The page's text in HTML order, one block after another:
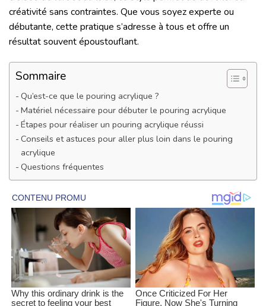
créativité sans contraintes. Que vous soyez experte ou
débutante, cette pratique s’adresse à tous et offre un
résultat souvent époustouflant.
Sommaire
Qu’est-ce que le pouring acrylique ?
Matériel nécessaire pour débuter le pouring acrylique
Étapes pour réaliser un pouring acrylique réussi
Conseils et astuces pour aller plus loin dans le pouring
acrylique
Questions fréquentes